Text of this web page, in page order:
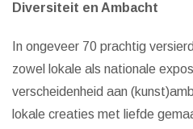
Diversiteit en Ambacht
In ongeveer 70 prachtig
zowel lokale als nationale
verscheidenheid aan
lokale creaties met liefde